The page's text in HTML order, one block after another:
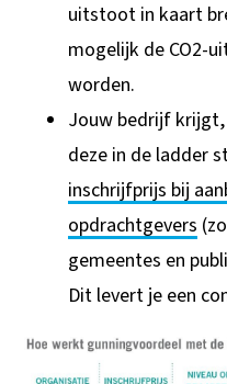
uitstoot in kaart
mogelijk de CO2-
worden.
Jouw bedrijf
deze in de ladder
inschrijfprijs bij
opdrachtgevers
gemeentes en
Dit levert je een